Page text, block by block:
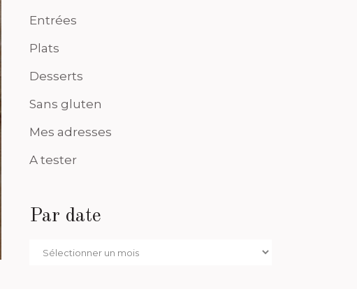
Entrées
Plats
Desserts
Sans gluten
Mes adresses
A tester
Par date
Par